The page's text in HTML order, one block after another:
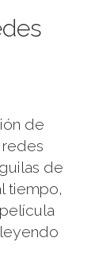
de
de
tiempo,